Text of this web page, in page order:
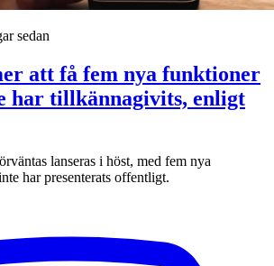
sedan
att få fem nya funktioner
har tillkännagivits, enligt
lanseras i höst, med fem nya
har presenterats offentligt.